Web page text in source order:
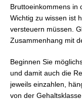
Bruttoeinkommens in
Wichtig zu wissen ist
versteuern müssen.
Zusammenhang mit
Beginnen Sie
und damit auch die
jeweils einzahlen,
von der